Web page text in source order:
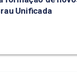
Unificada